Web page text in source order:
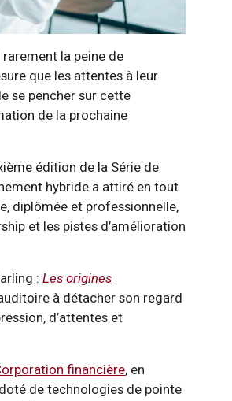
la peine de
que les attentes à leur
se pencher sur cette
de la prochaine
édition de la Série de
hybride a attiré en tout
diplômée et professionnelle,
et les pistes d’amélioration
: Les origines
à détacher son regard
d’attentes et
financière, en
de technologies de pointe